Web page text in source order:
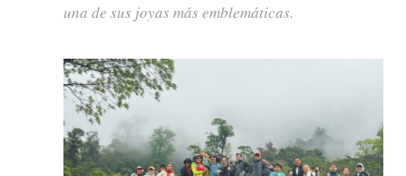
una de sus joyas más emblemáticas.